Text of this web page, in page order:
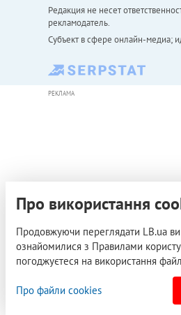
Редакция не несет
рекламодатель.
Субъект в сфере онлайн-медиа;
РЕКЛАМА
Про використання
Продовжуючи переглядати LB.ua
ознайомилися з Правилами
погоджуєтеся на використання
Про файли cookies